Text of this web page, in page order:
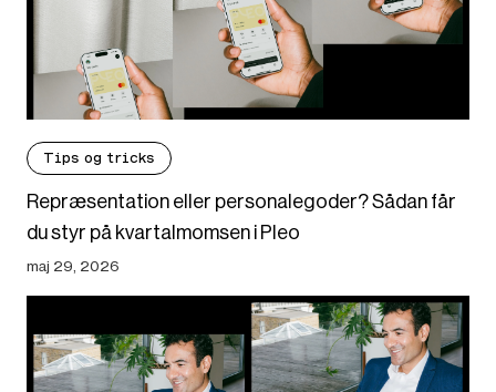
Tips og tricks
Repræsentation eller personalegoder? Sådan får
du styr på kvartalmomsen i Pleo
maj 29, 2026